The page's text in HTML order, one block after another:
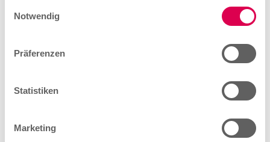
Notwendig
Präferenzen
Statistiken
Marketing
Während der Ausbildung erfolgt eine
Orientierung zu deinem Lernstand.
Abschlussprüfung